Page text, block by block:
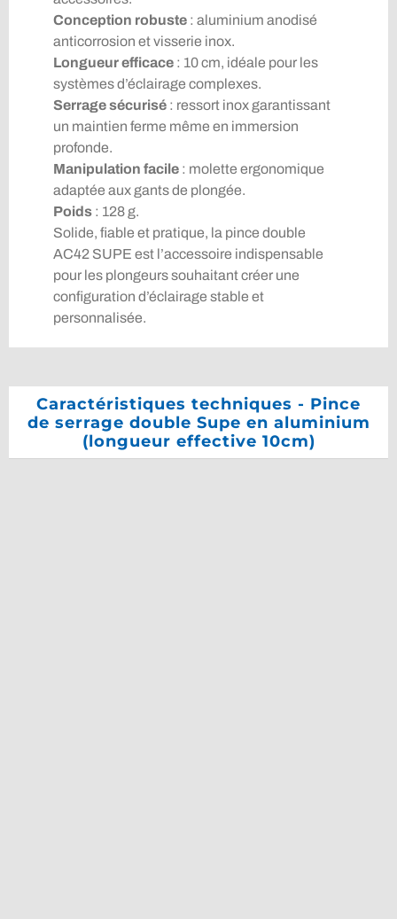
Conception robuste: aluminium anodisé
anticorrosion et visserie inox.
Longueur efficace: 10 cm, idéale pour les
systèmes d’éclairage complexes.
Serrage sécurisé: ressort inox garantissant
un maintien ferme même en immersion
profonde.
Manipulation facile: molette ergonomique
adaptée aux gants de plongée.
Poids: 128 g.
Solide, fiable et pratique, la pince double
AC42 SUPE est l’accessoire indispensable
pour les plongeurs souhaitant créer une
configuration d’éclairage stable et
personnalisée.
Caractéristiques techniques - Pince
de serrage double Supe en aluminium
(longueur effective 10cm)